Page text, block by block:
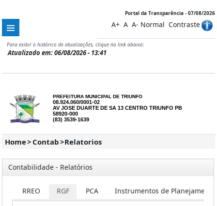
Portal da Transparência - 07/08/2026
A+ A A- Normal Contraste
Para exibir o histórico de atualizações, clique no link abaixo:
Atualizado em: 06/08/2026 - 13:41
PREFEITURA MUNICIPAL DE TRIUNFO
08.924.060/0001-02
AV JOSE DUARTE DE SA 13 CENTRO TRIUNFO PB
58920-000
(83) 3539-1639
Home> Contab>Relatorios
Contabilidade - Relatórios
RREO RGF PCA Instrumentos de Planejamento